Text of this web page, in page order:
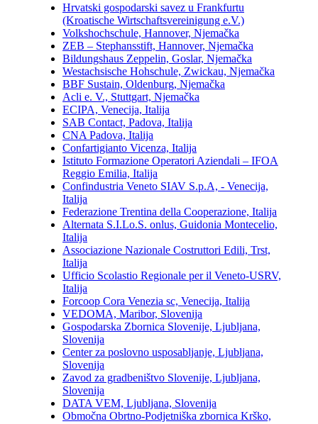
Hrvatski gospodarski savez u Frankfurtu
(Kroatische Wirtschaftsvereinigung e.V.)
Volkshochschule, Hannover, Njemačka
ZEB – Stephansstift, Hannover, Njemačka
Bildungshaus Zeppelin, Goslar, Njemačka
Westachsische Hohschule, Zwickau, Njemačka
BBF Sustain, Oldenburg, Njemačka
Acli e. V., Stuttgart, Njemačka
ECIPA, Venecija, Italija
SAB Contact, Padova, Italija
CNA Padova, Italija
Confartigianto Vicenza, Italija
Istituto Formazione Operatori Aziendali – IFOA
Reggio Emilia, Italija
Confindustria Veneto SIAV S.p.A, - Venecija,
Italija
Federazione Trentina della Cooperazione, Italija
Alternata S.I.Lo.S. onlus, Guidonia Montecelio,
Italija
Associazione Nazionale Costruttori Edili, Trst,
Italija
Ufficio Scolastio Regionale per il Veneto-USRV,
Italija
Forcoop Cora Venezia sc, Venecija, Italija
VEDOMA, Maribor, Slovenija
Gospodarska Zbornica Slovenije, Ljubljana,
Slovenija
Center za poslovno usposabljanje, Ljubljana,
Slovenija
Zavod za gradbeništvo Slovenije, Ljubljana,
Slovenija
DATA VEM, Ljubljana, Slovenija
Območna Obrtno-Podjetniška zbornica Krško,